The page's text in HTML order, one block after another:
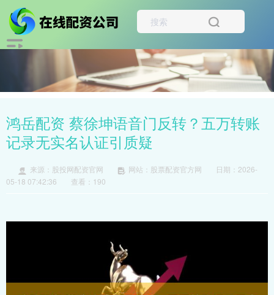
鸿岳配资 蔡徐坤语音门反转？五万转账
记录无实名认证引质疑
来源：股投网配资官网 网站：股票配资官方网
日期：2026-
05-18 07:42:36
查看：190